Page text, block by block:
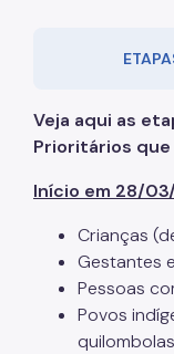
Veja aqui as
Prioritários
Início em 28/
Crianças
Gestantes
Pessoas
Povos